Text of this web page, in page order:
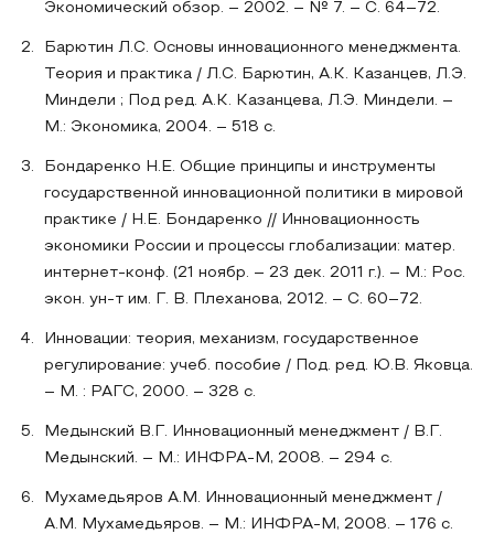
Экономический обзор. – 2002. – № 7. – С. 64–72.
Барютин Л.С. Основы инновационного менеджмента.
Теория и практика / Л.С. Барютин, А.К. Казанцев, Л.Э.
Миндели ; Под ред. А.К. Казанцева, Л.Э. Миндели. –
М.: Экономика, 2004. – 518 с.
Бондаренко Н.Е. Общие принципы и инструменты
государственной инновационной политики в мировой
практике / Н.Е. Бондаренко // Инновационность
экономики России и процессы глобализации: матер.
интернет-конф. (21 ноябр. – 23 дек. 2011 г.). – М.: Рос.
экон. ун-т им. Г. В. Плеханова, 2012. – C. 60–72.
Инновации: теория, механизм, государственное
регулирование: учеб. пособие / Под. ред. Ю.В. Яковца.
– М. : РАГС, 2000. – 328 с.
Медынский В.Г. Инновационный менеджмент / В.Г.
Медынский. – М.: ИНФРА-М, 2008. – 294 с.
Мухамедьяров А.М. Инновационный менеджмент /
А.М. Мухамедьяров. – М.: ИНФРА-М, 2008. – 176 с.